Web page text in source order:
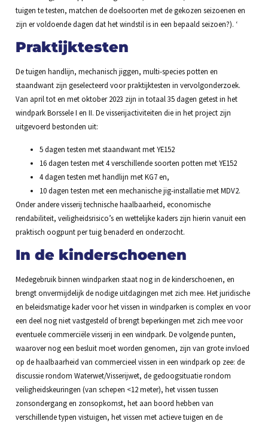
tuigen te testen, matchen de doelsoorten met de gekozen seizoenen en
zijn er voldoende dagen dat het windstil is in een bepaald seizoen?). ‘
Praktijktesten
De tuigen handlijn, mechanisch jiggen, multi-species potten en
staandwant zijn geselecteerd voor praktijktesten in vervolgonderzoek.
Van april tot en met oktober 2023 zijn in totaal 35 dagen getest in het
windpark Borssele I en II. De visserijactiviteiten die in het project zijn
uitgevoerd bestonden uit:
5 dagen testen met staandwant met YE152
16 dagen testen met 4 verschillende soorten potten met YE152
4 dagen testen met handlijn met KG7 en,
10 dagen testen met een mechanische jig-installatie met MDV2.
Onder andere visserij technische haalbaarheid, economische
rendabiliteit, veiligheidsrisico’s en wettelijke kaders zijn hierin vanuit een
praktisch oogpunt per tuig benaderd en onderzocht.
In de kinderschoenen
Medegebruik binnen windparken staat nog in de kinderschoenen, en
brengt onvermijdelijk de nodige uitdagingen met zich mee. Het juridische
en beleidsmatige kader voor het vissen in windparken is complex en voor
een deel nog niet vastgesteld of brengt beperkingen met zich mee voor
eventuele commerciële visserij in een windpark. De volgende punten,
waarover nog een besluit moet worden genomen, zijn van grote invloed
op de haalbaarheid van commercieel vissen in een windpark op zee: de
discussie rondom Waterwet/Visserijwet, de gedoogsituatie rondom
veiligheidskeuringen (van schepen <12 meter), het vissen tussen
zonsondergang en zonsopkomst, het aan boord hebben van
verschillende typen vistuigen, het vissen met actieve tuigen en de